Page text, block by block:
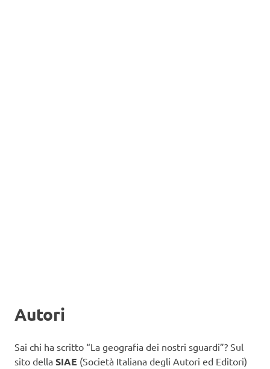
Autori
Sai chi ha scritto “La geografia dei nostri sguardi”? Sul
sito della SIAE (Società Italiana degli Autori ed Editori)